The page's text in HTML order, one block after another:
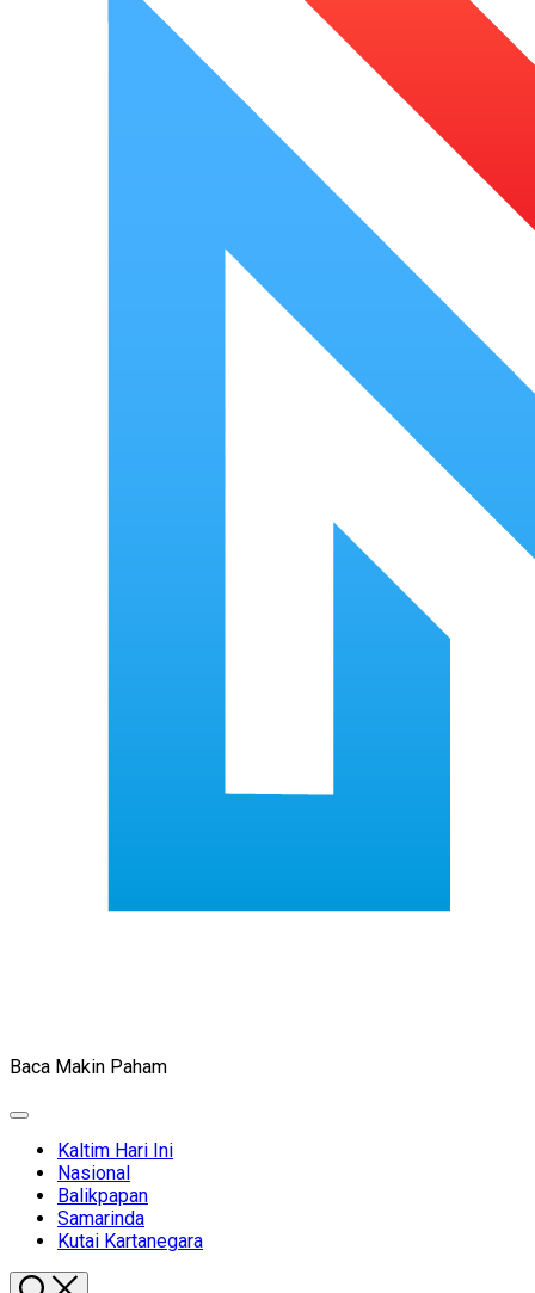
Baca Makin Paham
Expand
Current
Page
Parent
Kaltim Hari Ini
Nasional
Balikpapan
Samarinda
Kutai Kartanegara